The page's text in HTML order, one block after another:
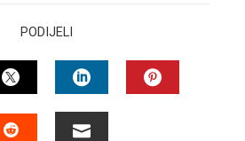
PODIJELI
TWITTERLINKEDIN